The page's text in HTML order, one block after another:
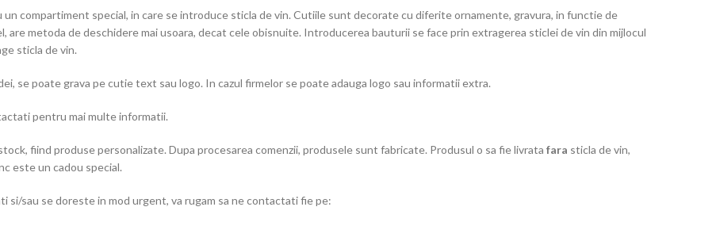
compartiment special, in care se introduce sticla de vin. Cutiile sunt decorate cu diferite ornamente, gravura, in functie de
metoda de deschidere mai usoara, decat cele obisnuite. Introducerea bauturii se face prin extragerea sticlei de vin din mijlocul
sticla de vin.
se poate grava pe cutie text sau logo. In cazul firmelor se poate adauga logo sau informatii extra.
pentru mai multe informatii.
fiind produse personalizate. Dupa procesarea comenzii, produsele sunt fabricate. Produsul o sa fie livrata fara sticla de vin,
este un cadou special.
si/sau se doreste in mod urgent, va rugam sa ne contactati fie pe: